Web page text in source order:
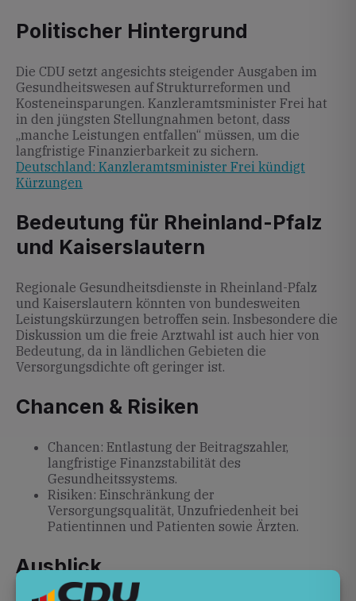
Politischer Hintergrund
Die CDU setzt angesichts steigender Ausgaben im
Gesundheitswesen auf Strukturreformen und
Kosteneinsparungen. Kanzleramtsminister Frei hat
in den jüngsten Stellungnahmen betont, dass
„manche Leistungen entfallen“ müssen, um die
langfristige Finanzierbarkeit zu sichern.
Deutschland: Kanzleramtsminister Frei kündigt
Kürzungen
Bedeutung für Rheinland-Pfalz
und Kaiserslautern
Regionale Gesundheitsdienste in Rheinland-Pfalz
und Kaiserslautern könnten von bundesweiten
Leistungskürzungen betroffen sein. Insbesondere die
Diskussion um die freie Arztwahl ist auch hier von
Bedeutung, da in ländlichen Gebieten die
Versorgungsdichte oft geringer ist.
Chancen & Risiken
Chancen: Entlastung der Beitragszahler,
langfristige Finanzstabilität des
Gesundheitssystems.
Risiken: Einschränkung der
Versorgungsqualität, Unzufriedenheit bei
Patientinnen und Patienten sowie Ärzten.
Ausblick